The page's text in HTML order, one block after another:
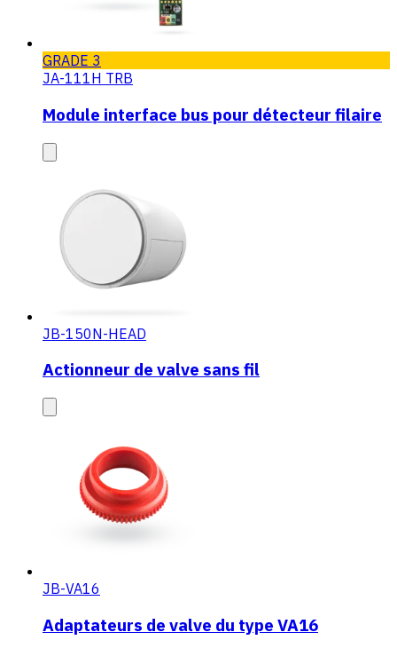
GRADE 3
JA-111H TRB
Module interface bus pour détecteur filaire
JB-150N-HEAD
Actionneur de valve sans fil
JB-VA16
Adaptateurs de valve du type VA16